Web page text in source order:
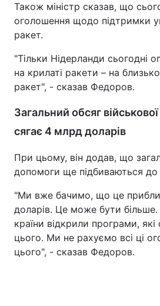
Також міністр сказав, що
оголошення щодо підтримки
ракет.
"Тільки Нідерланди сьогодні
на крилаті ракети – на
ракет", - сказав Федоров.
Загальний обсяг
сягає 4 млрд доларів
При цьому, він додав, що
допомоги ще підбиваються до
"Ми вже бачимо, що це
доларів. Це може бути
країни відкрили програми,
цього. Ми не рахуємо всі ці
цього", - сказав Федоров.